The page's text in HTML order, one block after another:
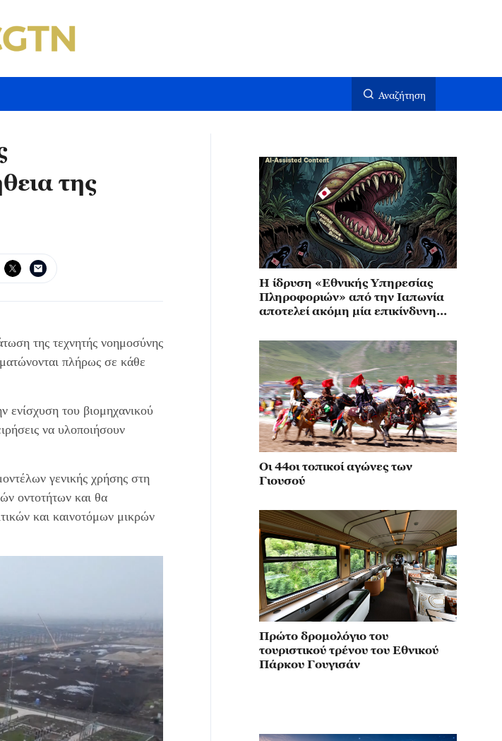
Αναζήτηση
της
της τεχνητής νοημοσύνης
πλήρως σε κάθε
ενίσχυση του βιομηχανικού
να υλοποιήσουν
γενικής χρήσης στη
οντοτήτων και θα
και καινοτόμων μικρών
Η ίδρυση «Εθνικής Υπηρεσίας
Πληροφοριών» από την Ιαπωνία
αποτελεί ακόμη μία επικίνδυνη
μιλιταρισμού
Οι 44οι τοπικοί αγώνες των
Γιουσού
Πρώτο δρομολόγιο του
τουριστικού τρένου του Εθνικού
Πάρκου Γουγισάν